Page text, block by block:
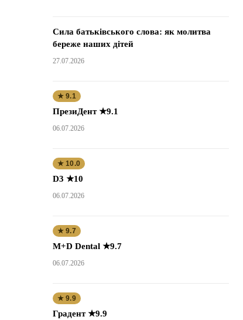
Сила батьківського слова: як молитва
береже наших дітей
27.07.2026
★ 9.1
ПрезиДент ★9.1
06.07.2026
★ 10.0
D3 ★10
06.07.2026
★ 9.7
M+D Dental ★9.7
06.07.2026
★ 9.9
Градент ★9.9